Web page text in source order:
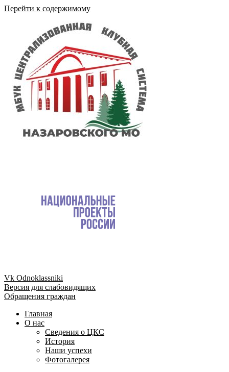
Перейти к содержимому
Vk Odnoklassniki
Версия для слабовидящих
Обращения граждан
Главная
О нас
Сведения о ЦКС
История
Наши успехи
Фотогалерея